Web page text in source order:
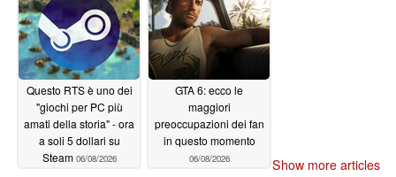
Questo RTS è uno dei
"giochi per PC più
amati della storia" - ora
a soli 5 dollari su
Steam 06/08/2026
GTA 6: ecco le
maggiori
preoccupazioni dei fan
in questo momento
06/08/2026 Show more articles